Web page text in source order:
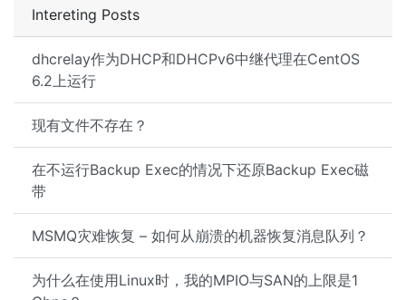
Intereting Posts
dhcrelay作为DHCP和DHCPv6中继代理在CentOS
6.2上运行
现有文件不存在？
在不运行Backup Exec的情况下还原Backup Exec磁
带
MSMQ灾难恢复 – 如何从崩溃的机器恢复消息队列？
为什么在使用Linux时，我的MPIO与SAN的上限是1